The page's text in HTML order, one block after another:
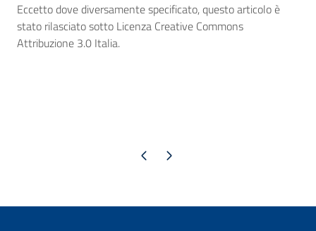
Eccetto dove diversamente specificato, questo articolo è
stato rilasciato sotto Licenza Creative Commons
Attribuzione 3.0 Italia.
Pagina precedente
Pagina successiva